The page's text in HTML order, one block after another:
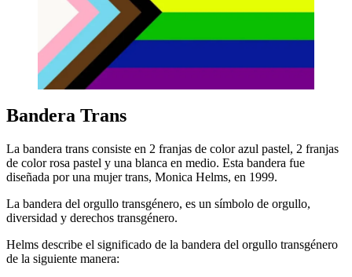
Bandera Trans
La bandera trans consiste en 2 franjas de color azul pastel, 2 franjas
de color rosa pastel y una blanca en medio. Esta bandera fue
diseñada por una mujer trans, Monica Helms, en 1999.
La bandera del orgullo transgénero, es un símbolo de orgullo,
diversidad y derechos transgénero.
Helms describe el significado de la bandera del orgullo transgénero
de la siguiente manera: